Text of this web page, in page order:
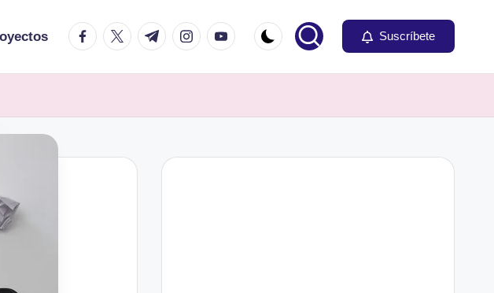
facebook.com
twitter.com
t.me instagram.com
youtube.com Suscríbete